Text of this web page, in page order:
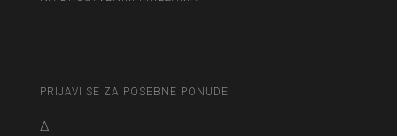
PRIJAVI SE ZA POSEBNE PONUDE
Δ